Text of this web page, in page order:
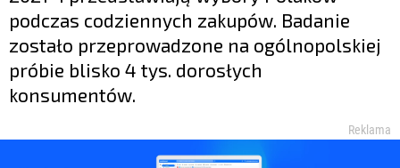
podczas codziennych zakupów. Badanie
zostało przeprowadzone na ogólnopolskiej
próbie blisko 4 tys. dorosłych
konsumentów.
Reklama